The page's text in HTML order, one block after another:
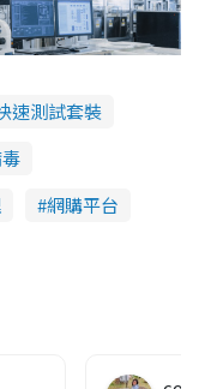
速測試套裝
網購平台